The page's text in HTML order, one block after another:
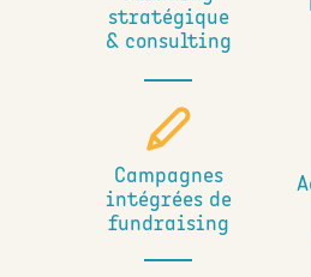
stratégique
& consulting
Campagnes
intégrées de
fundraising